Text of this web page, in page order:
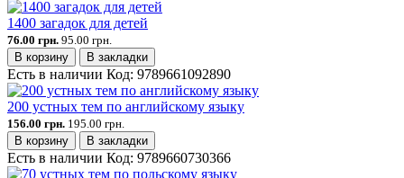
1400 загадок для детей
76.00 грн. 95.00 грн.
В корзину
В закладки
Есть в наличии Код: 9789661092890
200 устных тем по английскому языку
156.00 грн. 195.00 грн.
В корзину
В закладки
Есть в наличии Код: 9789660730366